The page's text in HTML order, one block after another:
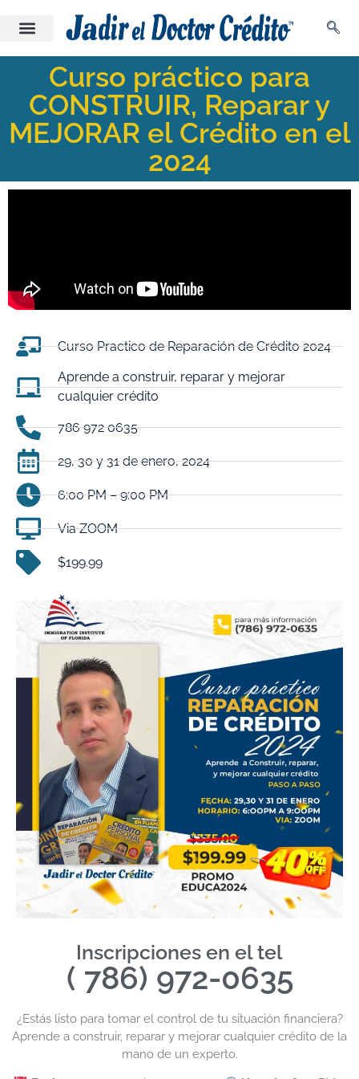
Curso práctico para
CONSTRUIR, Reparar y
MEJORAR el Crédito en el
2024
Curso Practico de Reparación de Crédito 2024
Aprende a construir, reparar y mejorar
cualquier crédito
786 972 0635
29, 30 y 31 de enero, 2024
6:00 PM – 9:00 PM
Via ZOOM
$199.99
Inscripciones en el tel
( 786) 972-0635
¿Estás listo para tomar el control de tu situación financiera?
Aprende a construir, reparar y mejorar cualquier crédito de la
mano de un experto.